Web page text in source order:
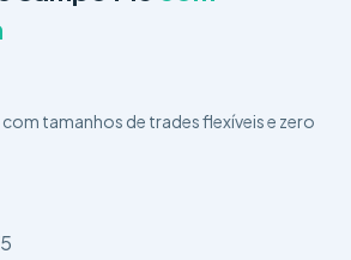
tamanhos de trades flexíveis e zero